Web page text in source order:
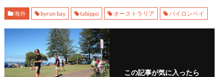
海外 byron bay tabippo オーストラリア バイロンベイ
この記事が気に入ったら